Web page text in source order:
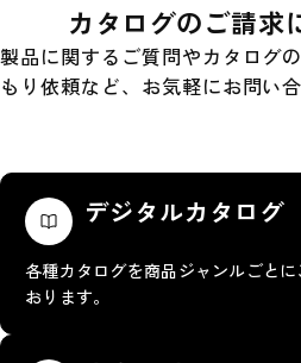
カタログのご請求
製品に関するご質問やカタログ
もり依頼など、お気軽にお問い
デジタルカタログ
各種カタログを商品ジャンルごと
おります。